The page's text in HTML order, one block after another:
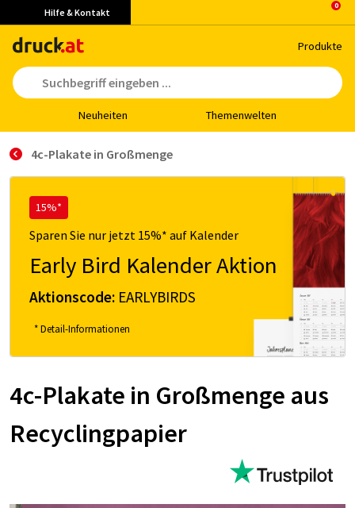
Hilfe & Kontakt
Pro­duk­te
Neu­hei­ten The­men­wel­ten
4c-Plakate in Großmenge
15%*
Sparen Sie nur jetzt 15%* auf Kalender
Early Bird Kalender Aktion
Aktionscode: EARLYBIRDS
* Detail-Informationen
4c-Plakate in Großmenge aus
Recyclingpapier